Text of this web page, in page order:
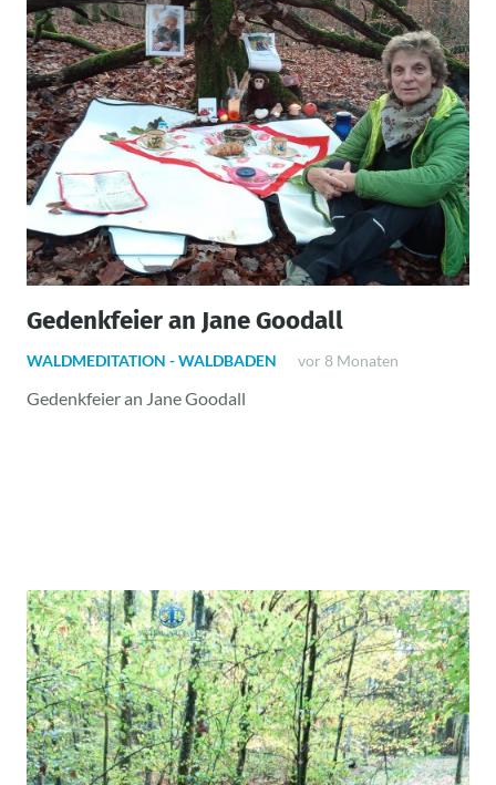
Gedenkfeier an Jane Goodall
WALDMEDITATION - WALDBADEN vor 8 Monaten
Gedenkfeier an Jane Goodall